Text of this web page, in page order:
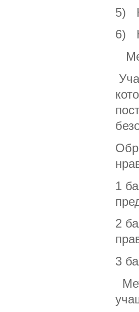
5)
6)
1
2
3